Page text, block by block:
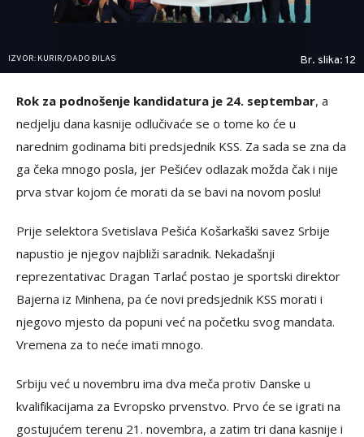
IZVOR: KURIR/DADO ĐILAS Br. slika: 12
Rok za podnošenje kandidatura je 24. septembar, a
nedjelju dana kasnije odlučivaće se o tome ko će u
narednim godinama biti predsjednik KSS. Za sada se zna da
ga čeka mnogo posla, jer Pešićev odlazak možda čak i nije
prva stvar kojom će morati da se bavi na novom poslu!
Prije selektora Svetislava Pešića Košarkaški savez Srbije
napustio je njegov najbliži saradnik. Nekadašnji
reprezentativac Dragan Tarlać postao je sportski direktor
Bajerna iz Minhena, pa će novi predsjednik KSS morati i
njegovo mjesto da popuni već na početku svog mandata.
Vremena za to neće imati mnogo.
Srbiju već u novembru ima dva meča protiv Danske u
kvalifikacijama za Evropsko prvenstvo. Prvo će se igrati na
gostujućem terenu 21. novembra, a zatim tri dana kasnije i